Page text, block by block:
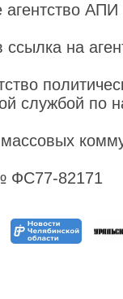
агентство
на
службой по
ФС77-82171